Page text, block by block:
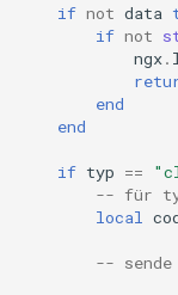
dynamic-etag
dynamic-limit-req
Methoden
if not data
if not
ngx.
end
end
if typ ==
-- für
local
-- sende